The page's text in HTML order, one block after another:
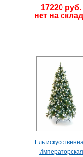
17220 руб.
нет на
Ель
Императорская